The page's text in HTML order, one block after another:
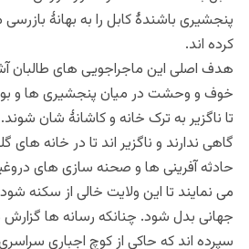
پنجشیری باشندۀ کابل را به بهانۀ
کرده اند.
هدف اصلی این ماجراجویی های طالبان
خوف و وحشت در میان پنجشیری ها و
تا ناگزیر به ترک خانه و کاشانۀ شان
گاهی ندارند و ناگزیر اند تا در خانه های
حادثه آفرینی ها و صحنه سازی های
می نمایند تا این ولایت خالی از سکنه
جهانی بدل شود. چنانکه رسانه ها
سپرده اند که حاکی از کوچ اجباری